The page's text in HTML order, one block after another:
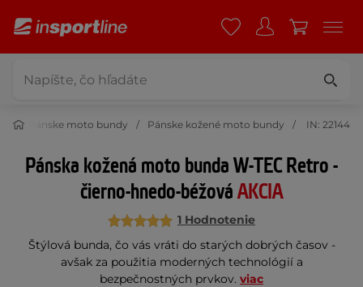
Pánske moto bundy Pánske kožené moto bundy IN: 22144
Pánska kožená moto bunda W-TEC Retro -
čierno-hnedo-béžováAKCIA
1 Hodnotenie
Štýlová bunda, čo vás vráti do starých dobrých časov -
avšak za použitia moderných technológií a
bezpečnostných prvkov. viac